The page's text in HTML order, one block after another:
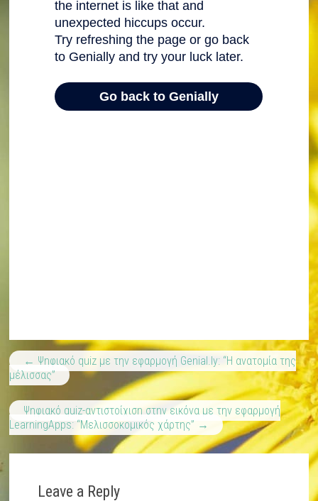
← Ψηφιακό quiz με την εφαρμογή Genial.ly: “Η ανατομία της
μέλισσας”
Ψηφιακό quiz-αντιστοίχιση στην εικόνα με την εφαρμογή
LearningApps: “Μελισσοκομικός χάρτης” →
Leave a Reply